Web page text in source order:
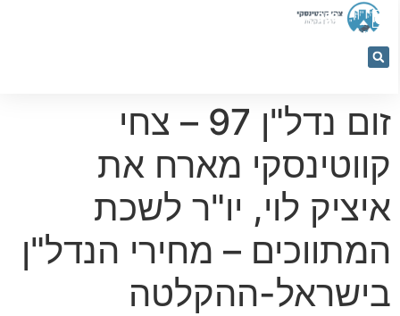
053-
5366884
זום נדל"ן 97 – צחי
קווטינסקי מארח את
איציק לוי, יו"ר לשכת
המתווכים – מחירי הנדל"ן
בישראל-ההקלטה